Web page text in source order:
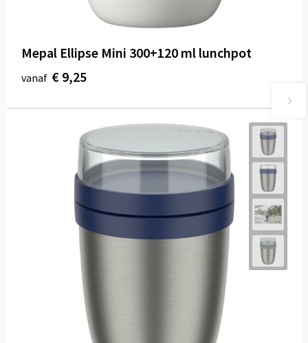
Mepal Ellipse Mini 300+120 ml lunchpot
vanaf € 9,25